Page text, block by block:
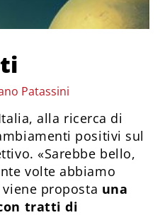
Patassini
alla ricerca di
positivi sul
«Sarebbe bello,
volte abbiamo
proposta una
tratti di